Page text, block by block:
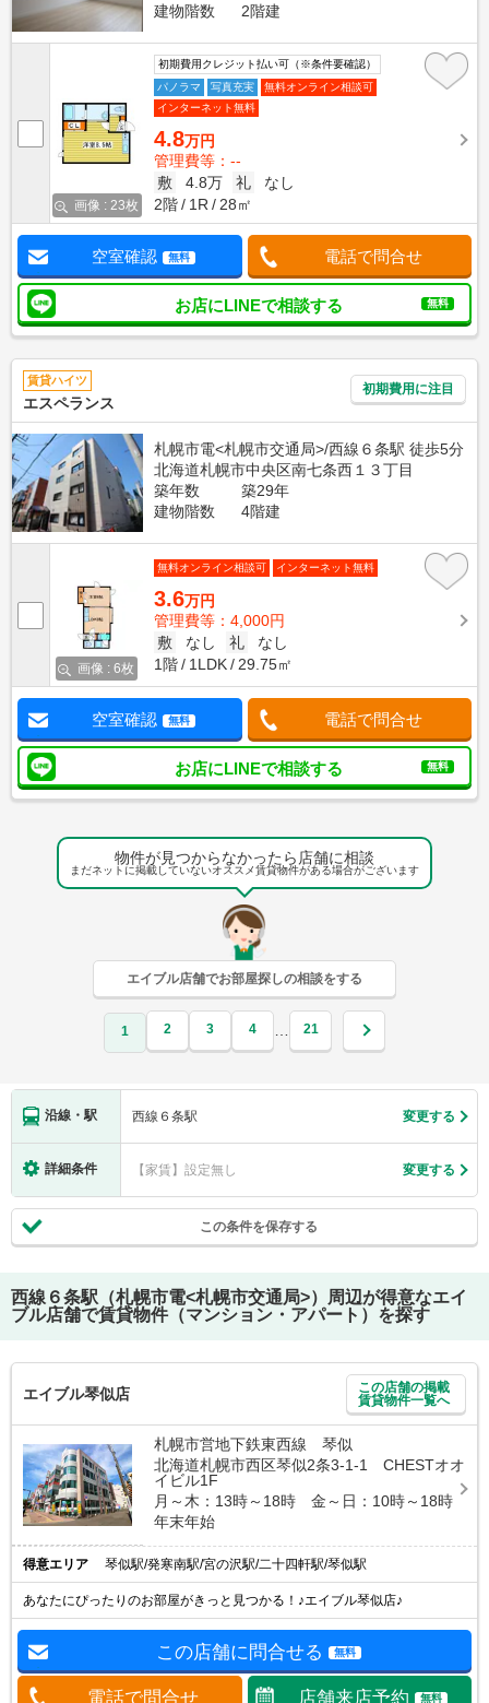
建物階数
2階建
画像 : 23枚
初期費用クレジット払い可（※条件要確認）
パノラマ
写真充実
無料オンライン相談可
インターネット無料
4.8万円
管理費等：--
敷
4.8万 礼
なし
2階
1R 28㎡
空室確認 無料 電話で問合せ
お店にLINEで相談する 無料
賃貸ハイツ
エスペランス
初期費用に注目
札幌市電<札幌市交通局>/西線６条駅 徒歩5分
北海道札幌市中央区南七条西１３丁目
築年数
築29年
建物階数
4階建
画像 : 6枚
無料オンライン相談可 インターネット無料
3.6万円
管理費等：4,000円
敷
なし 礼
なし
1階
1LDK 29.75㎡
空室確認 無料 電話で問合せ
お店にLINEで相談する 無料
物件が見つからなかったら店舗に相談
まだネットに掲載していないオススメ賃貸物件がある場合がございます
エイブル店舗でお部屋探しの相談をする
1 2 3 4 … 21
沿線・駅 西線６条駅 変更する
詳細条件 【家賃】設定無し 変更する
この条件を保存する
西線６条駅（札幌市電<札幌市交通局>）
周辺が得意なエイ
ブル店舗で賃貸物件（マンション・アパート）を探す
エイブル琴似店
この店舗の掲載
賃貸物件一覧へ
札幌市営地下鉄東西線 琴似
北海道札幌市西区琴似2条3-1-1 CHESTオオ
イビル1F
月～木：13時～18時 金～日：10時～18時
年末年始
得意エリア 琴似駅/発寒南駅/宮の沢駅/二十四軒駅/琴似駅
あなたにぴったりのお部屋がきっと見つかる！♪エイブル琴似店♪
この店舗に問合せる 無料
電話で問合せ 店舗来店予約 無料